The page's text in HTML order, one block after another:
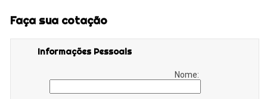
Faça sua cotação
Informações Pessoais
Nome: